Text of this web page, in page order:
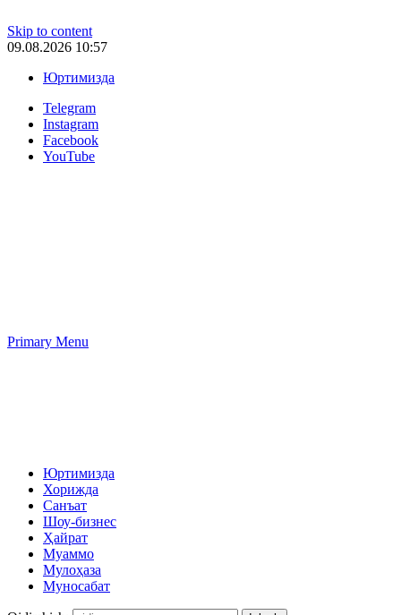
Skip to content
09.08.2026 10:57
Юртимизда
Telegram
Instagram
Facebook
YouTube
Primary Menu
Юртимизда
Хорижда
Санъат
Шоу-бизнес
Ҳайрат
Муаммо
Мулоҳаза
Муносабат